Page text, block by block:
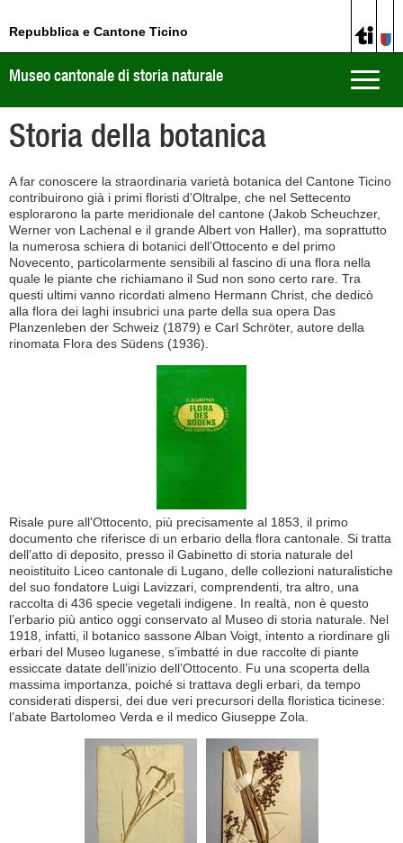
Repubblica e Cantone Ticino
Toggle
Museo cantonale di storia naturale
Storia della botanica
A far conoscere la straordinaria varietà botanica del Cantone Ticino
contribuirono già i primi floristi d’Oltralpe, che nel Settecento
esplorarono la parte meridionale del cantone (Jakob Scheuchzer,
Werner von Lachenal e il grande Albert von Haller), ma soprattutto
la numerosa schiera di botanici dell’Ottocento e del primo
Novecento, particolarmente sensibili al fascino di una flora nella
quale le piante che richiamano il Sud non sono certo rare. Tra
questi ultimi vanno ricordati almeno Hermann Christ, che dedicò
alla flora dei laghi insubrici una parte della sua opera Das
Planzenleben der Schweiz (1879) e Carl Schröter, autore della
rinomata Flora des Südens (1936).
Risale pure all'Ottocento, più precisamente al 1853, il primo
documento che riferisce di un erbario della flora cantonale. Si tratta
dell’atto di deposito, presso il Gabinetto di storia naturale del
neoistituito Liceo cantonale di Lugano, delle collezioni naturalistiche
del suo fondatore Luigi Lavizzari, comprendenti, tra altro, una
raccolta di 436 specie vegetali indigene. In realtà, non è questo
l’erbario più antico oggi conservato al Museo di storia naturale. Nel
1918, infatti, il botanico sassone Alban Voigt, intento a riordinare gli
erbari del Museo luganese, s’imbatté in due raccolte di piante
essiccate datate dell’inizio dell’Ottocento. Fu una scoperta della
massima importanza, poiché si trattava degli erbari, da tempo
considerati dispersi, dei due veri precursori della floristica ticinese:
l’abate Bartolomeo Verda e il medico Giuseppe Zola.